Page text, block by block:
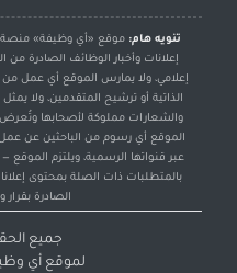
تنويه هام: موقع «أي وظيفة» منصة
إعلانات وأخبار الوظائف الصادرة
إعلامي، ولا يمارس الموقع أي عمل
الذاتية أو ترشيح المتقدمين، ولا
والشعارات مملوكة لأصحابها
الموقع أي رسوم من الباحثين عن
عبر قنواتها الرسمية، ويلتزم الموقع
بالمتطلبات ذات الصلة بمحتوى
الصادرة بقرار
جميع
لموقع أي